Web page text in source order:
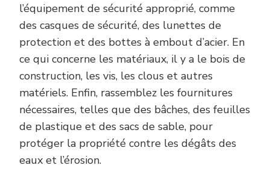
l’équipement de sécurité approprié, comme
des casques de sécurité, des lunettes de
protection et des bottes à embout d’acier. En
ce qui concerne les matériaux, il y a le bois de
construction, les vis, les clous et autres
matériels. Enfin, rassemblez les fournitures
nécessaires, telles que des bâches, des feuilles
de plastique et des sacs de sable, pour
protéger la propriété contre les dégâts des
eaux et l’érosion.